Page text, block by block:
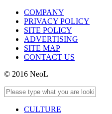
COMPANY
PRIVACY POLICY
SITE POLICY
ADVERTISING
SITE MAP
CONTACT US
© 2016 NeoL
CULTURE